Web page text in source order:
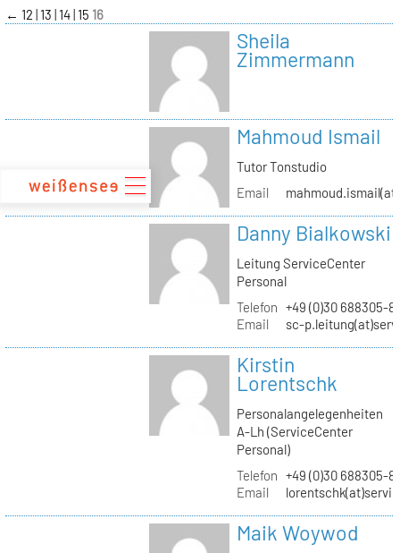
zum
Inhalt
← 12 13 14 15 16
Sheila
Zimmermann
Mahmoud Ismail
Tutor Tonstudio
Email
Danny Bialkowski
Leitung ServiceCenter
Personal
Telefon +49 (0)30 688305-
Email
sc-
Kirstin
Lorentschk
Personalangelegenheiten
A-Lh (ServiceCenter
Personal)
Telefon +49 (0)30 688305-
Email
Maik Woywod